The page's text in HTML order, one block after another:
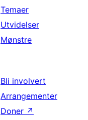
Temaer
Utvidelser
Mønstre
Bli involvert
Arrangementer
Doner ↗